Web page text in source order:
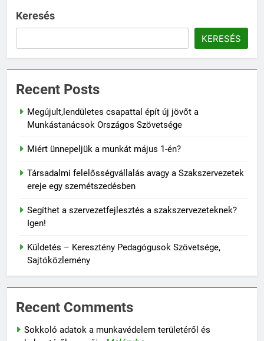
Keresés
KERESÉS
Recent Posts
Megújult,lendületes csapattal épít új jövőt a
Munkástanácsok Országos Szövetsége
Miért ünnepeljük a munkát május 1-én?
Társadalmi felelősségvállalás avagy a Szakszervezetek
ereje egy szemétszedésben
Segíthet a szervezetfejlesztés a szakszervezeteknek?
Igen!
Küldetés – Keresztény Pedagógusok Szövetsége,
Sajtóközlemény
Recent Comments
Sokkoló adatok a munkavédelem területéről és